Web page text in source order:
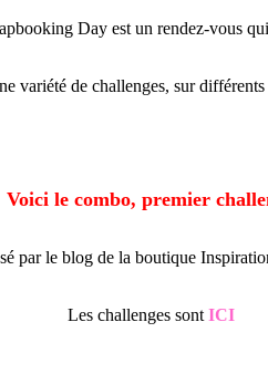
Day est un rendez-vous
variété de challenges, sur
Voici le combo, premier
par le blog de la boutique
Les challenges sont ICI